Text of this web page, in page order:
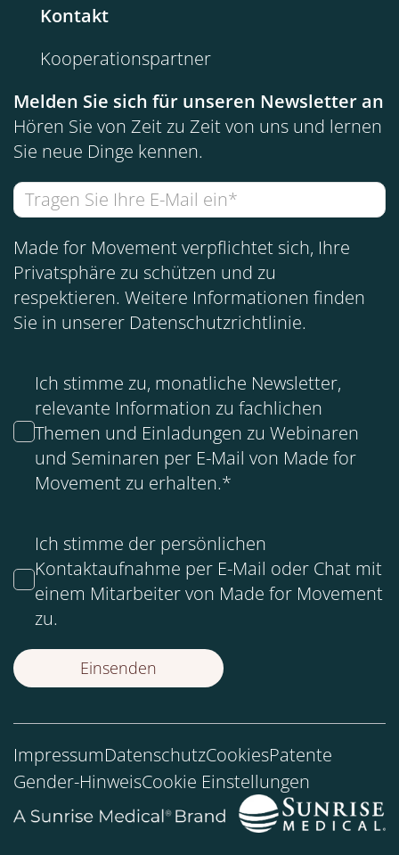
Kontakt
Kooperationspartner
Melden Sie sich für unseren Newsletter an
Hören Sie von Zeit zu Zeit von uns und lernen
Sie neue Dinge kennen.
Made for Movement verpflichtet sich, Ihre
Privatsphäre zu schützen und zu
respektieren. Weitere Informationen finden
Sie in unserer Datenschutzrichtlinie.
Ich stimme zu, monatliche Newsletter,
relevante Information zu fachlichen
Themen und Einladungen zu Webinaren
und Seminaren per E-Mail von Made for
Movement zu erhalten.*
Ich stimme der persönlichen
Kontaktaufnahme per E-Mail oder Chat mit
einem Mitarbeiter von Made for Movement
zu.
ImpressumDatenschutzCookiesPatente
Gender-HinweisCookie Einstellungen